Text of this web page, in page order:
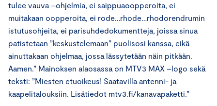
tulee vauva –ohjelmia, ei saippuaoopperoita, ei
muitakaan oopperoita, ei rode…rhode…rhodorendrumin
istutusohjeita, ei parisuhdedokumentteja, joissa sinua
patistetaan ”keskustelemaan” puolisosi kanssa, eikä
ainuttakaan ohjelmaa, jossa lässytetään näin pitkään.
Aamen.” Mainoksen alaosassa on MTV3 MAX –logo sekä
teksti: ”Miesten etuoikeus! Saatavilla antenni- ja
kaapelitalouksiin. Lisätiedot mtv3.fi/kanavapaketti.”